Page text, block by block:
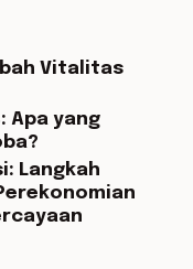
Vitalitas
Apa yang
Langkah